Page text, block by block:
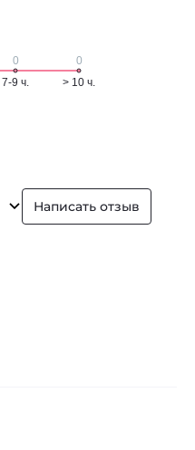
Написать отзыв